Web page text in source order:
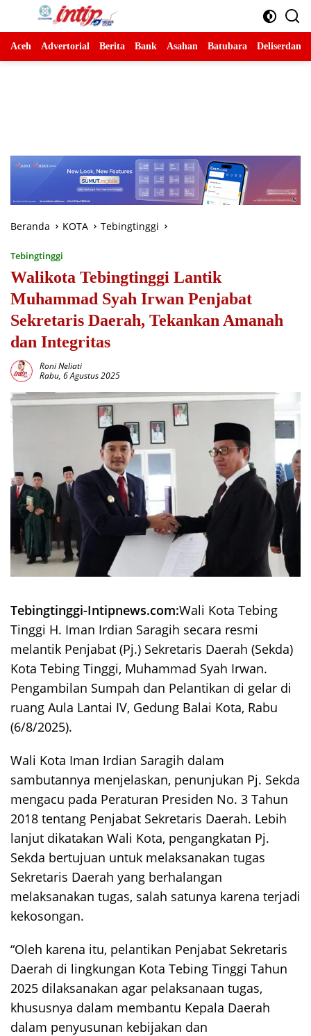
Langsung
Aceh Advertorial Berita Bank Asahan Batubara Deliserdang
Beranda KOTA Tebingtinggi
Tebingtinggi
Walikota Tebingtinggi Lantik
Muhammad Syah Irwan Penjabat
Sekretaris Daerah, Tekankan Amanah
dan Integritas
Roni Neliati
Rabu, 6 Agustus 2025
Tebingtinggi-Intipnews.com:Wali Kota Tebing
Tinggi H. Iman Irdian Saragih secara resmi
melantik Penjabat (Pj.) Sekretaris Daerah (Sekda)
Kota Tebing Tinggi, Muhammad Syah Irwan.
Pengambilan Sumpah dan Pelantikan di gelar di
ruang Aula Lantai IV, Gedung Balai Kota, Rabu
(6/8/2025).
Wali Kota Iman Irdian Saragih dalam
sambutannya menjelaskan, penunjukan Pj. Sekda
mengacu pada Peraturan Presiden No. 3 Tahun
2018 tentang Penjabat Sekretaris Daerah. Lebih
lanjut dikatakan Wali Kota, pengangkatan Pj.
Sekda bertujuan untuk melaksanakan tugas
Sekretaris Daerah yang berhalangan
melaksanakan tugas, salah satunya karena terjadi
kekosongan.
“Oleh karena itu, pelantikan Penjabat Sekretaris
Daerah di lingkungan Kota Tebing Tinggi Tahun
2025 dilaksanakan agar pelaksanaan tugas,
khususnya dalam membantu Kepala Daerah
dalam penyusunan kebijakan dan